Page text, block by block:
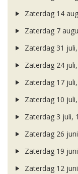
Zaterdag 14
Zaterdag 7
Zaterdag 31
Zaterdag 24
Zaterdag 17
Zaterdag 10
Zaterdag 3 juli,
Zaterdag 26
Zaterdag 19
Zaterdag 12